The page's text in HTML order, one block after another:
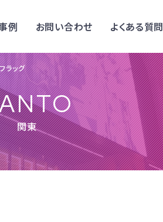
例 お問い合わせ よくある質問
ラッグ
関東